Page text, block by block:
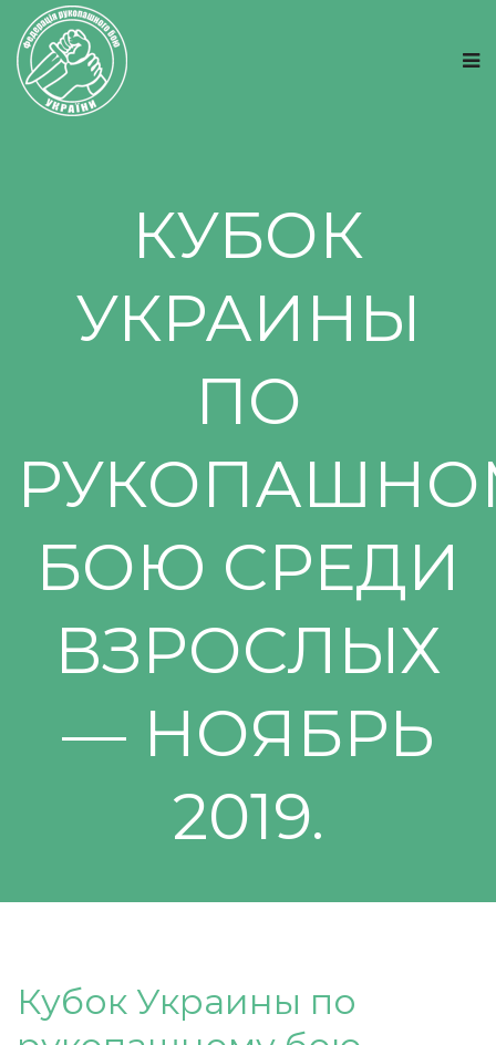
КУБОК
УКРАИНЫ
ПО
БОЮ СРЕДИ
ВЗРОСЛЫХ
— НОЯБРЬ
2019.
Кубок Украины по